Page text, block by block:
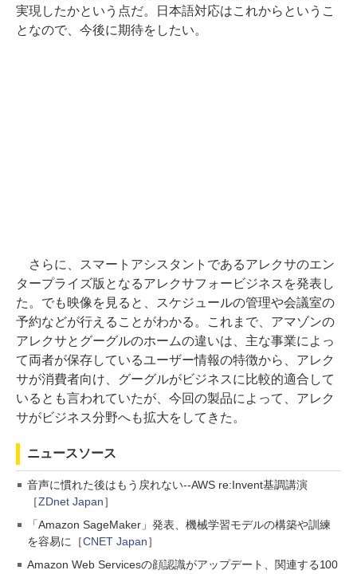
実現したかという点だ。日本語対応はこれからというこ
となので、今後に期待をしたい。
さらに、スマートアシスタントであるアレクサのエン
タープライズ版となるアレクサフォービジネスを発表し
た。でも映像を見ると、スケジュールの管理や会議室の
予約などが行えることがわかる。これまで、アマゾンの
アレクサとグーグルのホームの違いは、主な事業によっ
て両者が保存しているユーザー情報の特徴から、アレク
サが消費者向け、グーグルがビジネスに比較的適合して
いるとも言われていたが、今回の製品によって、アレク
サがビジネス分野へも拡大をしてきた。
ニュースソース
音声に慣れた後はもう戻れない--AWS re:Invent基調講演
［ZDnet Japan］
「Amazon SageMaker」発表、機械学習モデルの構築や訓練
を容易に［CNET Japan］
Amazon Web Servicesの顔認識がアップデート、関連する100